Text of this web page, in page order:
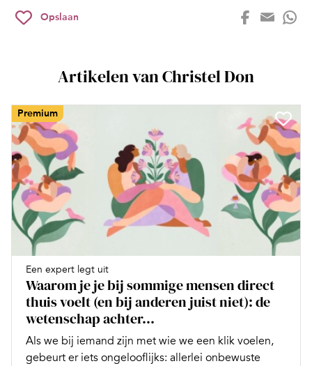
Opslaan
Artikelen van Christel Don
Premium
Een expert legt uit
Waarom je je bij sommige mensen direct
thuis voelt (en bij anderen juist niet): de
wetenschap achter...
Als we bij iemand zijn met wie we een klik voelen,
gebeurt er iets ongelooflijks: allerlei onbewuste